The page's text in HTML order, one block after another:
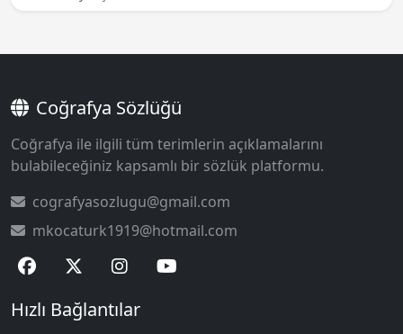
Coğrafya Sözlüğü
Coğrafya ile ilgili tüm terimlerin açıklamalarını
bulabileceğiniz kapsamlı bir sözlük platformu.
cografyasozlugu@gmail.com
mkocaturk1919@hotmail.com
Hızlı Bağlantılar